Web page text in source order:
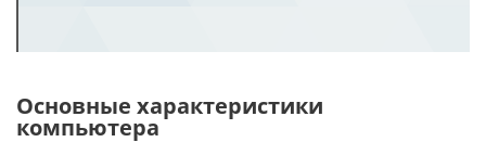
Основные характеристики
компьютера